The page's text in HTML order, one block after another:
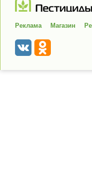
Реклама Магазин